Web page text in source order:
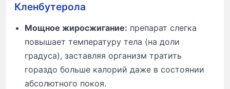
Кленбутерола
Мощное жиросжигание: препарат слегка
повышает температуру тела (на доли
градуса), заставляя организм тратить
гораздо больше калорий даже в состоянии
абсолютного покоя.